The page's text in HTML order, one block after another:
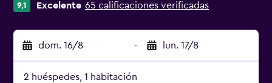
9,1 Excelente 65 calificaciones verificadas
dom. 16/8 - lun. 17/8
2 huéspedes, 1 habitación